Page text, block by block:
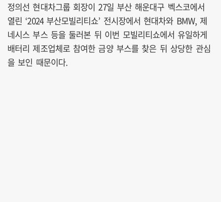
정의선 현대차그룹 회장이 27일 부산 해운대구 벡스코에서
열린 ‘2024 부산모빌리티쇼’ 전시장에서 현대차와 BMW, 제
네시스 부스 등을 둘러본 뒤 이번 모빌리티쇼에서 유일하게
배터리 제조업체로 참여한 금양 부스를 찾은 뒤 상당한 관심
을 보인 때문이다.